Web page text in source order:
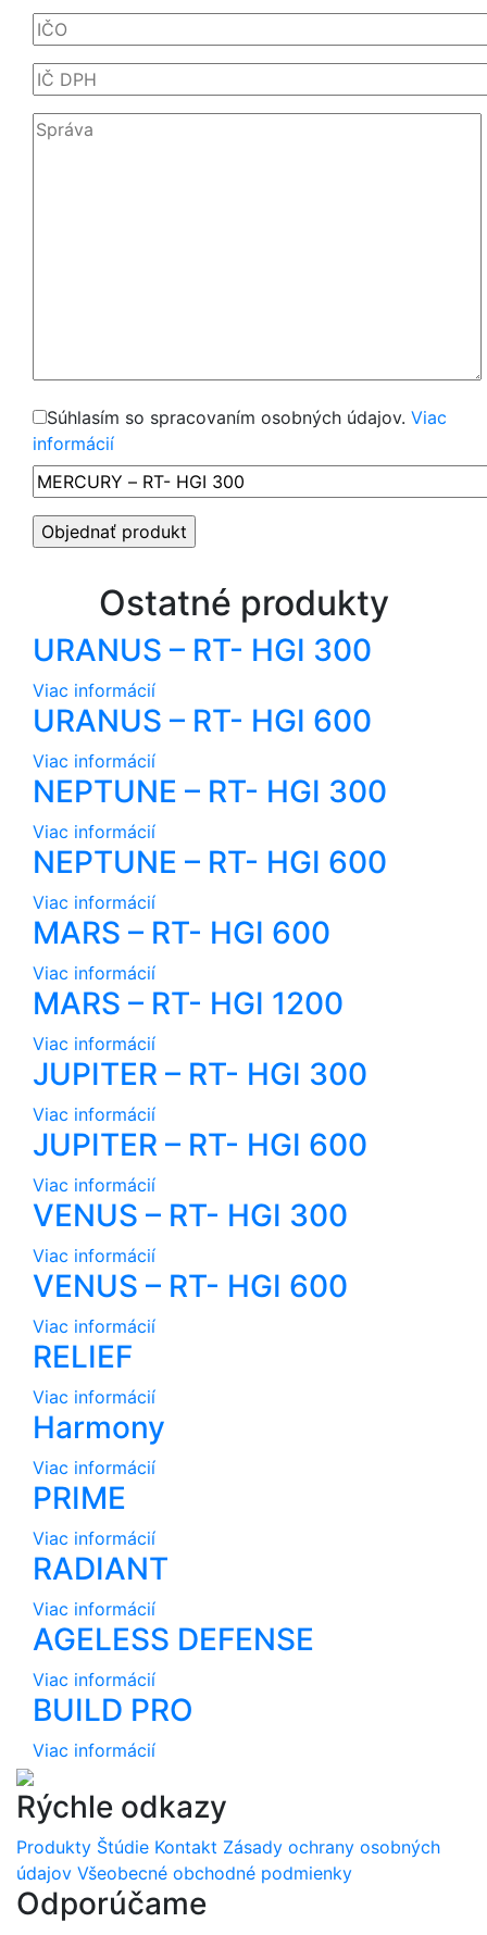
Súhlasím so spracovaním osobných údajov. Viac
informácií
Ostatné produkty
URANUS – RT- HGI 300
Viac informácií
URANUS – RT- HGI 600
Viac informácií
NEPTUNE – RT- HGI 300
Viac informácií
NEPTUNE – RT- HGI 600
Viac informácií
MARS – RT- HGI 600
Viac informácií
MARS – RT- HGI 1200
Viac informácií
JUPITER – RT- HGI 300
Viac informácií
JUPITER – RT- HGI 600
Viac informácií
VENUS – RT- HGI 300
Viac informácií
VENUS – RT- HGI 600
Viac informácií
RELIEF
Viac informácií
Harmony
Viac informácií
PRIME
Viac informácií
RADIANT
Viac informácií
AGELESS DEFENSE
Viac informácií
BUILD PRO
Viac informácií
Rýchle odkazy
Produkty Štúdie Kontakt Zásady ochrany osobných
údajov Všeobecné obchodné podmienky
Odporúčame